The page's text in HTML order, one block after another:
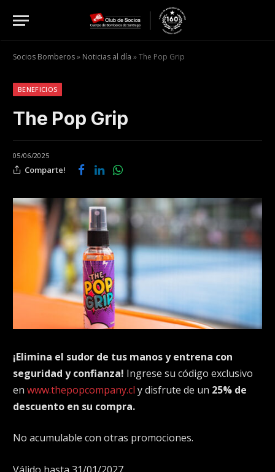
Socios Bomberos» Noticias al día »The Pop Grip
BENEFICIOS
The Pop Grip
05/06/2025
Comparte!
¡Elimina el sudor de tus manos y entrena con
seguridad y confianza! Ingrese su código exclusivo
en www.thepopcompany.cl y disfrute de un 25% de
descuento en su compra.
No acumulable con otras promociones.